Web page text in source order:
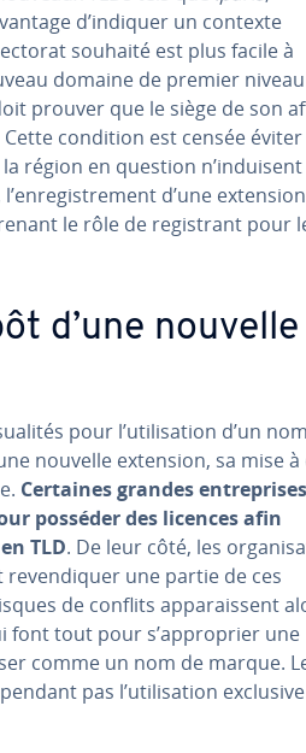
d’indiquer un contexte
souhaité est plus facile à
domaine de premier niveau
prouver que le siège de son
condition est censée
région en question n’induisent
d’une extension
le rôle de re­gis­trant pour
d’une nouvelle
pour l’uti­li­sa­tion d’un
nouvelle extension, sa mise
Certaines grandes
posséder des licences afin
TLD. De leur côté, les
une partie de ces
de conflits ap­pa­rais­sent
font tout pour s’ap­pro­prier une
comme un nom de marque.
pas l’uti­li­sa­tion